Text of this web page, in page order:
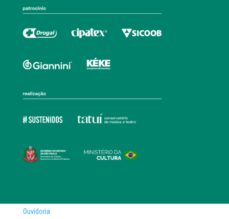
Ouvidoria